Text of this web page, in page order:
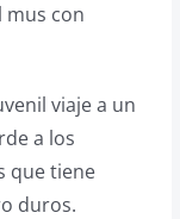
mus con
viaje a un
a los
que tiene
duros.